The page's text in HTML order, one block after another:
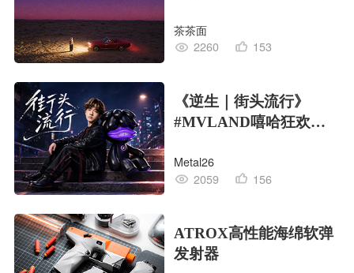
茶茶面
2260
153
《逆生｜街头流行》
#MVLAND嘻哈狂欢派
Metal26
2059
156
ATROX高性能海绵软弹
发射器